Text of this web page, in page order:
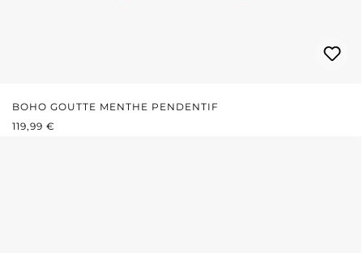
BOHO GOUTTE MENTHE PENDENTIF
PRIX RÉGULIER :
119,99 €